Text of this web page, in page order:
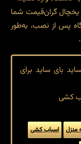
یخچال گران‌قیمت شما
پس از نصب، به‌طور
بای ساید برای
کشی
منزل
اسباب کشی